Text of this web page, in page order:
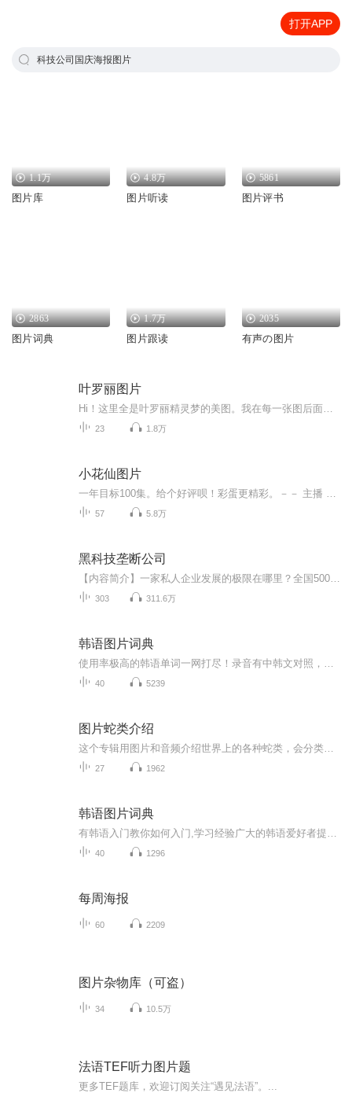
打开APP
科技公司国庆海报图片
1.1万
图片库
4.8万
图片听读
5861
图片评书
2863
图片词典
1.7万
图片跟读
2035
有声の图片
叶罗丽图片
23 1.8万
小花仙图片
57 5.8万
黑科技垄断公司
303 311.6万
韩语图片词典
40 5239
图片蛇类介绍
27 1962
韩语图片词典
40 1296
每周海报
60 2209
图片杂物库（可盗）
34 10.5万
法语TEF听力图片题
更多TEF题库，欢迎订阅关注“遇见法语”。...